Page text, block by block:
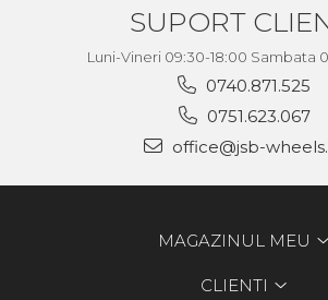
SUPORT
Luni-Vineri 09:30-18:00 Sambata
0740.871.525
0751.623.067
office@jsb-
MAGAZINUL MEU
CLIENTI